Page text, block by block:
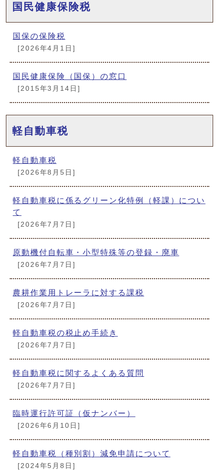
国民健康保険税
国保の保険税
[2026年4月1日]
国民健康保険（国保）の窓口
[2015年3月14日]
軽自動車税
軽自動車税
[2026年8月5日]
軽自動車税に係るグリーン化特例（軽課）につい
て
[2026年7月7日]
原動機付自転車・小型特殊等の登録・廃車
[2026年7月7日]
農耕作業用トレーラに対する課税
[2026年7月7日]
軽自動車税の税止め手続き
[2026年7月7日]
軽自動車税に関するよくある質問
[2026年7月7日]
臨時運行許可証（仮ナンバー）
[2026年6月10日]
軽自動車税（種別割）減免申請について
[2024年5月8日]